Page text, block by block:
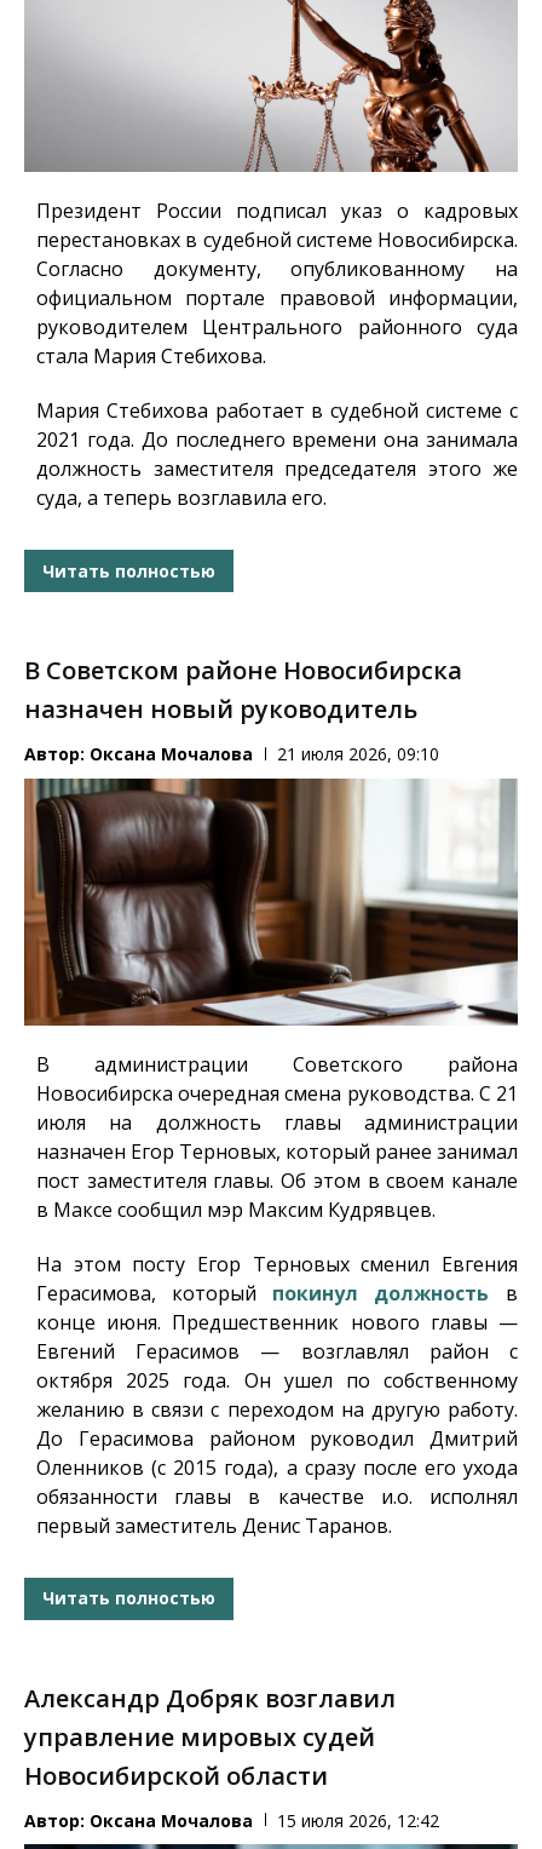
Президент России подписал указ о кадровых
перестановках в судебной системе Новосибирска.
Согласно документу, опубликованному на
официальном портале правовой информации,
руководителем Центрального районного суда
стала Мария Стебихова.
Мария Стебихова работает в судебной системе с
2021 года. До последнего времени она занимала
должность заместителя председателя этого же
суда, а теперь возглавила его.
Читать полностью
В Советском районе Новосибирска
назначен новый руководитель
Автор: Оксана Мочалова 21 июля 2026, 09:10
В администрации Советского района
Новосибирска очередная смена руководства. С 21
июля на должность главы администрации
назначен Егор Терновых, который ранее занимал
пост заместителя главы. Об этом в своем канале
в Максе сообщил мэр Максим Кудрявцев.
На этом посту Егор Терновых сменил Евгения
Герасимова, который покинул должность в
конце июня. Предшественник нового главы —
Евгений Герасимов — возглавлял район с
октября 2025 года. Он ушел по собственному
желанию в связи с переходом на другую работу.
До Герасимова районом руководил Дмитрий
Оленников (с 2015 года), а сразу после его ухода
обязанности главы в качестве и.о. исполнял
первый заместитель Денис Таранов.
Читать полностью
Александр Добряк возглавил
управление мировых судей
Новосибирской области
Автор: Оксана Мочалова 15 июля 2026, 12:42